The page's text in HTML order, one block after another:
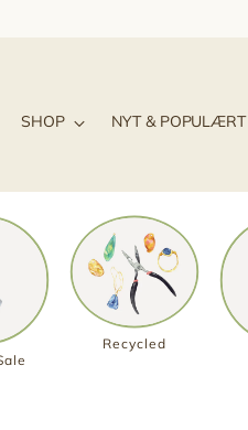
SHOP NYT & POPULÆRT
Recycled